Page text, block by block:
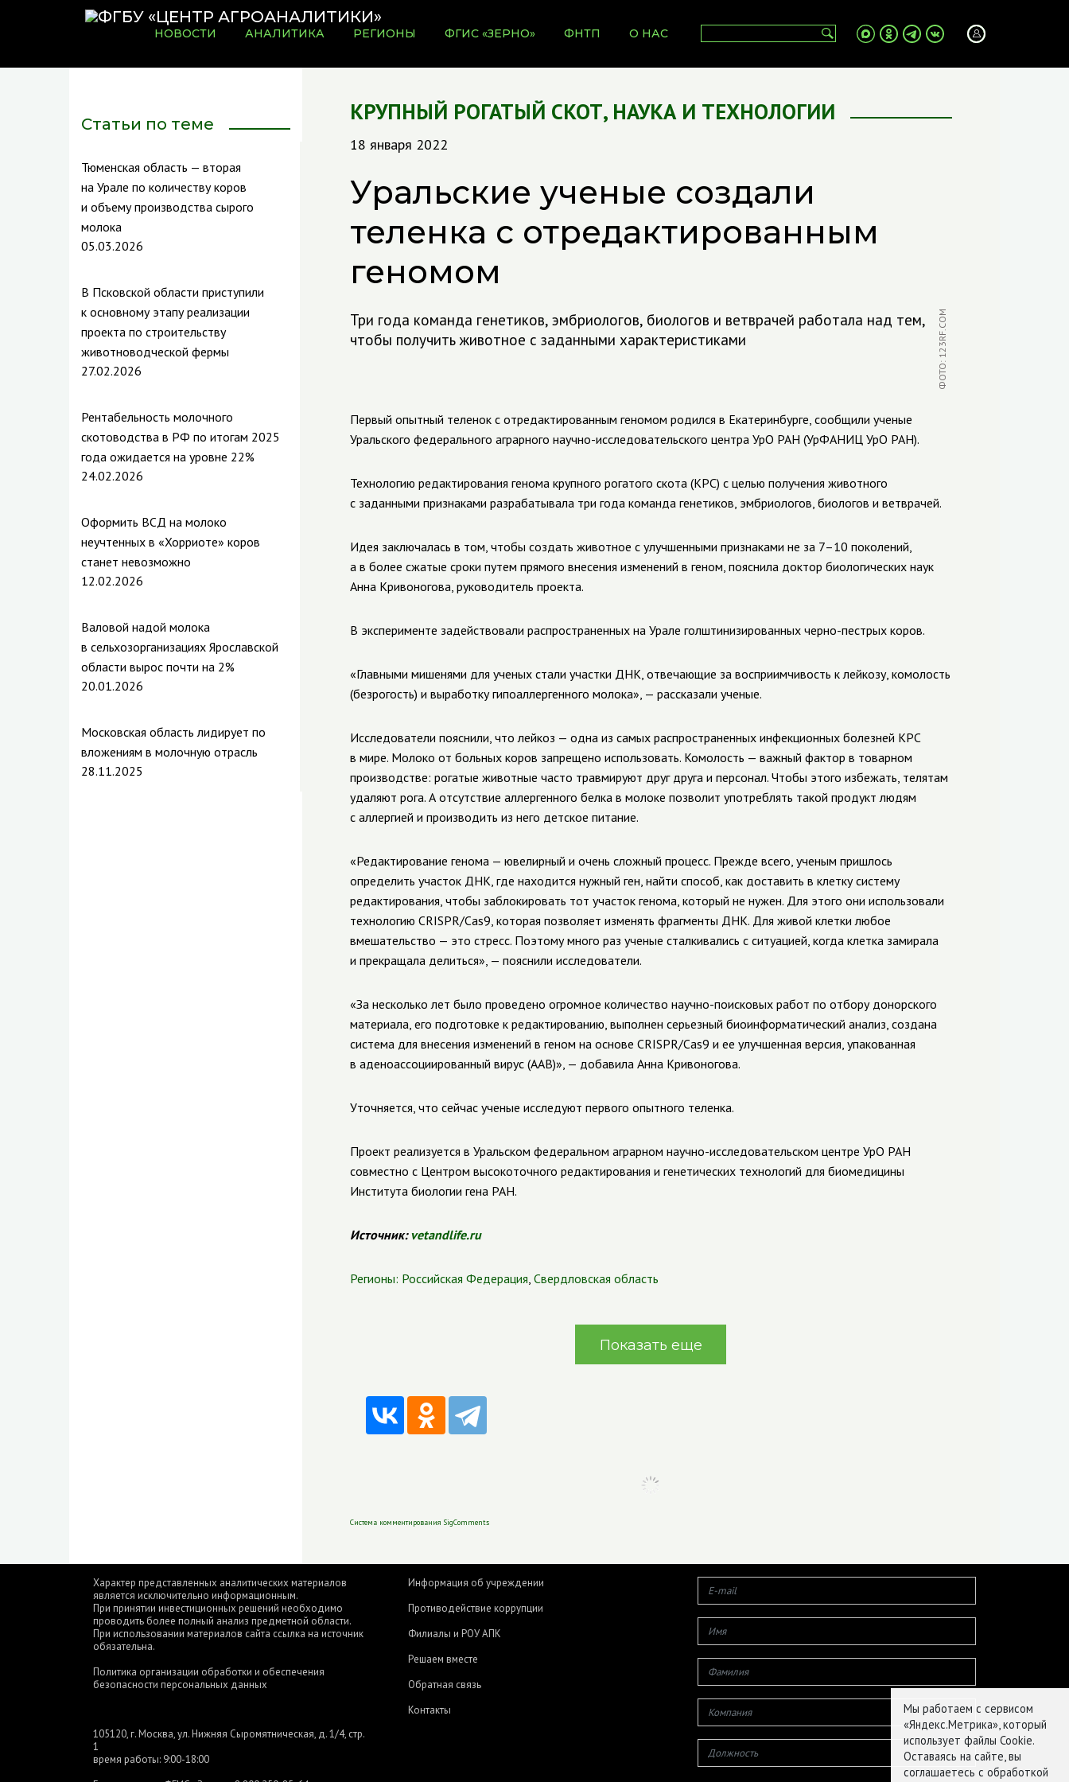
НОВОСТИ АНАЛИТИКА РЕГИОНЫ ФГИС «ЗЕРНО» ФНТП О НАС
Статьи по теме
Тюменская область — вторая
на Урале по количеству коров
и объему производства сырого
молока
05.03.2026
В Псковской области приступили
к основному этапу реализации
проекта по строительству
животноводческой фермы
27.02.2026
Рентабельность молочного
скотоводства в РФ по итогам 2025
года ожидается на уровне 22%
24.02.2026
Оформить ВСД на молоко
неучтенных в «Хорриоте» коров
станет невозможно
12.02.2026
Валовой надой молока
в сельхозорганизациях Ярославской
области вырос почти на 2%
20.01.2026
Московская область лидирует по
вложениям в молочную отрасль
28.11.2025
КРУПНЫЙ РОГАТЫЙ СКОТ, НАУКА И ТЕХНОЛОГИИ
18 января 2022
Уральские ученые создали
теленка с отредактированным
геномом
Три года команда генетиков, эмбриологов, биологов и ветврачей работала над тем,
чтобы получить животное с заданными характеристиками
ФОТО: 123RF.COM
Первый опытный теленок с отредактированным геномом родился в Екатеринбурге, сообщили ученые
Уральского федерального аграрного научно-исследовательского центра УрО РАН (УрФАНИЦ УрО РАН).
Технологию редактирования генома крупного рогатого скота (КРС) с целью получения животного
с заданными признаками разрабатывала три года команда генетиков, эмбриологов, биологов и ветврачей.
Идея заключалась в том, чтобы создать животное с улучшенными признаками не за 7–10 поколений,
а в более сжатые сроки путем прямого внесения изменений в геном, пояснила доктор биологических наук
Анна Кривоногова, руководитель проекта.
В эксперименте задействовали распространенных на Урале голштинизированных черно-пестрых коров.
«Главными мишенями для ученых стали участки ДНК, отвечающие за восприимчивость к лейкозу, комолость
(безрогость) и выработку гипоаллергенного молока», — рассказали ученые.
Исследователи пояснили, что лейкоз — одна из самых распространенных инфекционных болезней КРС
в мире. Молоко от больных коров запрещено использовать. Комолость — важный фактор в товарном
производстве: рогатые животные часто травмируют друг друга и персонал. Чтобы этого избежать, телятам
удаляют рога. А отсутствие аллергенного белка в молоке позволит употреблять такой продукт людям
с аллергией и производить из него детское питание.
«Редактирование генома — ювелирный и очень сложный процесс. Прежде всего, ученым пришлось
определить участок ДНК, где находится нужный ген, найти способ, как доставить в клетку систему
редактирования, чтобы заблокировать тот участок генома, который не нужен. Для этого они использовали
технологию CRISPR/Cas9, которая позволяет изменять фрагменты ДНК. Для живой клетки любое
вмешательство — это стресс. Поэтому много раз ученые сталкивались с ситуацией, когда клетка замирала
и прекращала делиться», — пояснили исследователи.
«За несколько лет было проведено огромное количество научно-поисковых работ по отбору донорского
материала, его подготовке к редактированию, выполнен серьезный биоинформатический анализ, создана
система для внесения изменений в геном на основе CRISPR/Cas9 и ее улучшенная версия, упакованная
в аденоассоциированный вирус (ААВ)», — добавила Анна Кривоногова.
Уточняется, что сейчас ученые исследуют первого опытного теленка.
Проект реализуется в Уральском федеральном аграрном научно-исследовательском центре УрО РАН
совместно с Центром высокоточного редактирования и генетических технологий для биомедицины
Института биологии гена РАН.
Источник:vetandlife.ru
Регионы: Российская Федерация, Свердловская область
Показать еще
Характер представленных аналитических материалов
является исключительно информационным.
При принятии инвестиционных решений необходимо
проводить более полный анализ предметной области.
При использовании материалов сайта ссылка на источник
обязательна.
Политика организации обработки и обеспечения
безопасности персональных данных
105120, г. Москва, ул. Нижняя Сыромятническая, д. 1/4, стр.
1
время работы: 9:00-18:00
Информация об учреждении
Противодействие коррупции
Филиалы и РОУ АПК
Решаем вместе
Обратная связь
Контакты
Мы работаем с сервисом
«Яндекс.Метрика», который
использует файлы Cookie.
Оставаясь на сайте, вы
соглашаетесь с обработкой